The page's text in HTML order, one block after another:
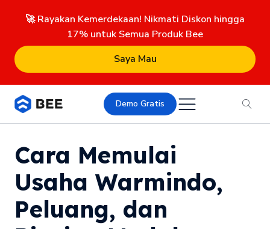
🚀 Rayakan Kemerdekaan! Nikmati Diskon hingga
17% untuk Semua Produk Bee
Saya Mau
Demo Gratis
Cara Memulai
Usaha Warmindo,
Peluang, dan